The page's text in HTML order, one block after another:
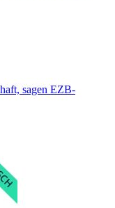
sagen EZB-